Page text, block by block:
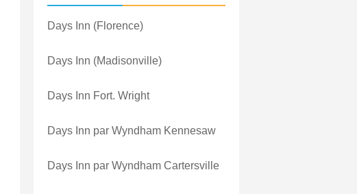
Days Inn (Florence)
Days Inn (Madisonville)
Days Inn Fort. Wright
Days Inn par Wyndham Kennesaw
Days Inn par Wyndham Cartersville